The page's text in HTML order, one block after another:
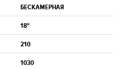
БЕСКАМЕРНАЯ
18"
210
1030